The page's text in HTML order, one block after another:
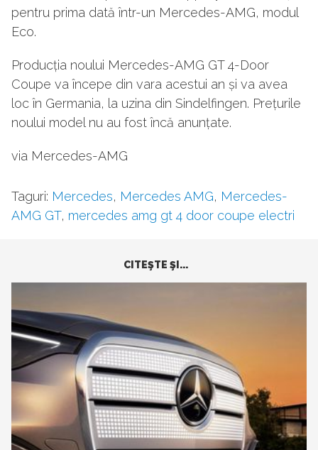
pentru prima dată într-un Mercedes-AMG, modul
Eco.
Producția noului Mercedes-AMG GT 4-Door
Coupe va începe din vara acestui an și va avea
loc în Germania, la uzina din Sindelfingen. Prețurile
noului model nu au fost încă anunțate.
via Mercedes-AMG
Taguri: Mercedes, Mercedes AMG, Mercedes-
AMG GT, mercedes amg gt 4 door coupe electri
CITEŞTE ŞI...